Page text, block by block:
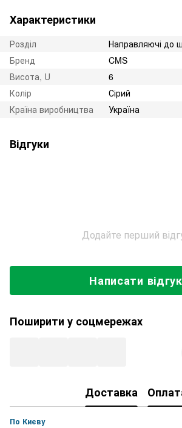
Характеристики
Розділ
Направляючі до
Бренд
CMS
Висота, U
6
Колір
Сірий
Країна виробництва
Україна
Відгуки
Додайте перший
Написати відгук
Поширити у соцмережах
Доставка
По Києву